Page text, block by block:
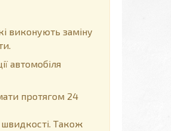
виконують заміну
автомобіля
протягом 24
Також